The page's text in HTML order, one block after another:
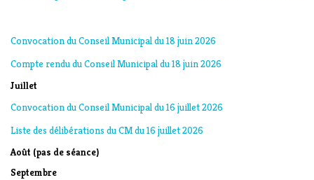
Convocation du Conseil Municipal du 18 juin 2026
Compte rendu du Conseil Municipal du 18 juin 2026
Juillet
Convocation du Conseil Municipal du 16 juillet 2026
Liste des délibérations du CM du 16 juillet 2026
Août (pas de séance)
Septembre